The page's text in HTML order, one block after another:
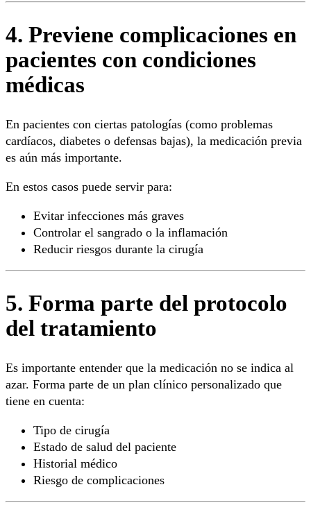
4. Previene complicaciones en
pacientes con condiciones
médicas
En pacientes con ciertas patologías (como problemas
cardíacos, diabetes o defensas bajas), la medicación previa
es aún más importante.
En estos casos puede servir para:
Evitar infecciones más graves
Controlar el sangrado o la inflamación
Reducir riesgos durante la cirugía
5. Forma parte del protocolo
del tratamiento
Es importante entender que la medicación no se indica al
azar. Forma parte de un plan clínico personalizado que
tiene en cuenta:
Tipo de cirugía
Estado de salud del paciente
Historial médico
Riesgo de complicaciones